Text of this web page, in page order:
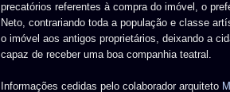
precatórios referentes à compra do imóvel, o
Neto, contrariando toda a população e classe
o imóvel aos antigos proprietários, deixando a
capaz de receber uma boa companhia teatral.
Informações cedidas pelo colaborador arquiteto